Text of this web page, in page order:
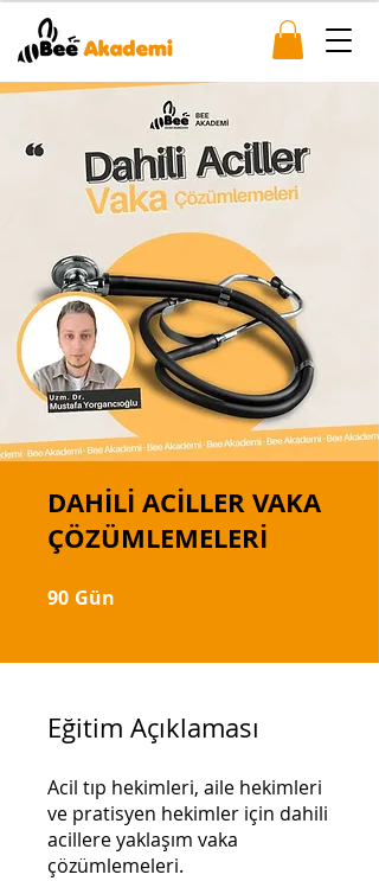
DAHİLİ ACİLLER VAKA
ÇÖZÜMLEMELERİ
90 Gün
Eğitim Açıklaması
Acil tıp hekimleri, aile hekimleri
ve pratisyen hekimler için dahili
acillere yaklaşım vaka
çözümlemeleri.